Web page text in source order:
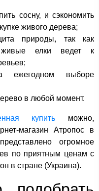
сосну, и сэкономить
живого дерева;
природы, так как
елки ведет к
ежегодном выборе
в любой момент.
купить можно,
магазин Атропос в
огромное
по приятным ценам с
в стране (Украина).